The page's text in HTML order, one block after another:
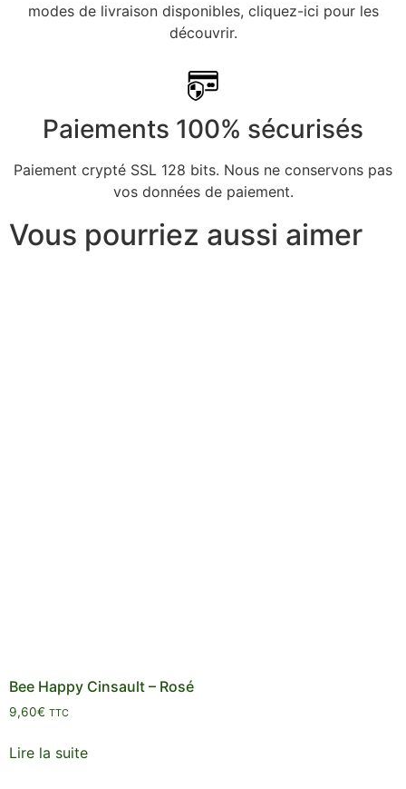
modes de livraison disponibles, cliquez-ici pour les
découvrir.
Paiements 100% sécurisés
Paiement crypté SSL 128 bits. Nous ne conservons pas
vos données de paiement.
Vous pourriez aussi aimer
Bee Happy Cinsault – Rosé
9,60€ TTC
Lire la suite